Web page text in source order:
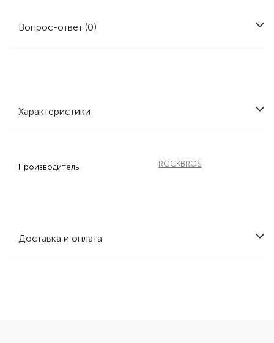
Вопрос-ответ (0)
Характеристики
Производитель ROCKBROS
Доставка и оплата